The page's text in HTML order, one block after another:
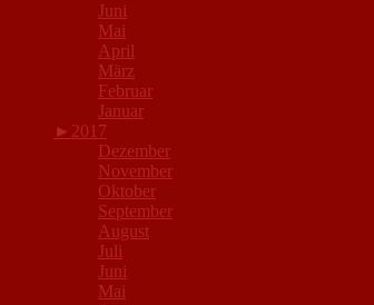
Juni
Mai
April
März
Februar
Januar
► 2017
Dezember
November
Oktober
September
August
Juli
Juni
Mai